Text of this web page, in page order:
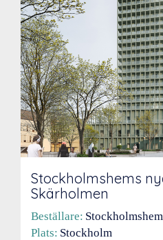
Stockholmshems
Skärholmen
Beställare: Stockholmshem
Plats: Stockholm